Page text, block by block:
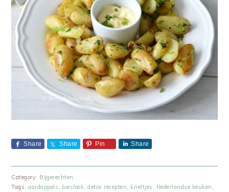
Share Share Pin Share
Category: Bijgerechten
Tags:aardappels, bieslook,detox recepten, krieltjes , Nederlandse keuken ,